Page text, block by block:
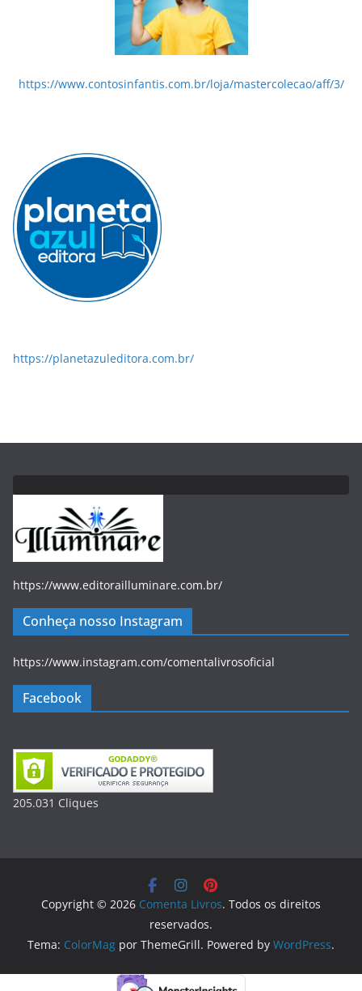
https://www.contosinfantis.com.br/loja/mastercolecao/aff/3/
https://planetazuleditora.com.br/
https://www.editorailluminare.com.br/
Conheça nosso Instagram
https://www.instagram.com/comentalivrosoficial
Facebook
205.031 Cliques
Copyright © 2026 Comenta Livros. Todos os direitos
reservados.
Tema: ColorMag por ThemeGrill. Powered by WordPress.